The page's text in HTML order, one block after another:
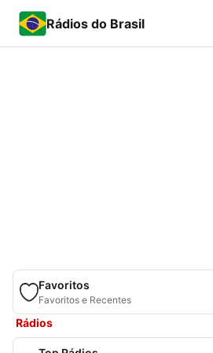
Rádios do Brasil
Favoritos
Favoritos e Recentes
Rádios